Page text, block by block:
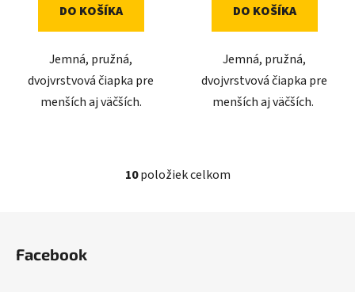
DO KOŠÍKA
Jemná, pružná,
dvojvrstvová čiapka pre
menších aj väčších.
DO KOŠÍKA
Jemná, pružná,
dvojvrstvová čiapka pre
menších aj väčších.
O
10položiek celkom
Facebook